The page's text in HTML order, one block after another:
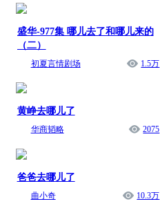
盛华-977集 哪儿去了和哪儿来的
（二）
初夏言情剧场 1.5万
黄峥去哪儿了
华商韬略 2075
爸爸去哪儿了
曲小奇 10.3万